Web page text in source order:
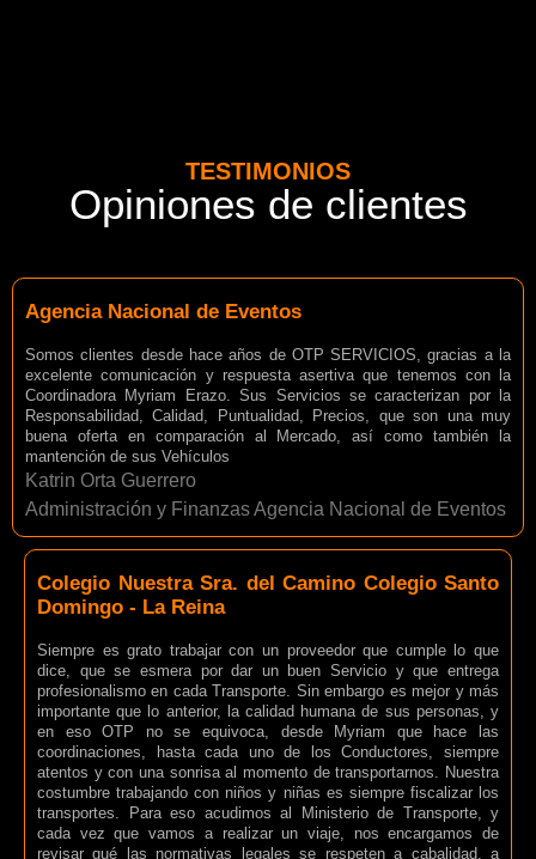
TESTIMONIOS
Opiniones de clientes
Agencia Nacional de Eventos
Somos clientes desde hace años de OTP SERVICIOS, gracias a la
excelente comunicación y respuesta asertiva que tenemos con la
Coordinadora Myriam Erazo. Sus Servicios se caracterizan por la
Responsabilidad, Calidad, Puntualidad, Precios, que son una muy
buena oferta en comparación al Mercado, así como también la
mantención de sus Vehículos
Katrin Orta Guerrero
Administración y Finanzas Agencia Nacional de Eventos
Colegio Nuestra Sra. del Camino Colegio Santo
Domingo - La Reina
Siempre es grato trabajar con un proveedor que cumple lo que
dice, que se esmera por dar un buen Servicio y que entrega
profesionalismo en cada Transporte. Sin embargo es mejor y más
importante que lo anterior, la calidad humana de sus personas, y
en eso OTP no se equivoca, desde Myriam que hace las
coordinaciones, hasta cada uno de los Conductores, siempre
atentos y con una sonrisa al momento de transportarnos. Nuestra
costumbre trabajando con niños y niñas es siempre fiscalizar los
transportes. Para eso acudimos al Ministerio de Transporte, y
cada vez que vamos a realizar un viaje, nos encargamos de
revisar qué las normativas legales se respeten a cabalidad, a